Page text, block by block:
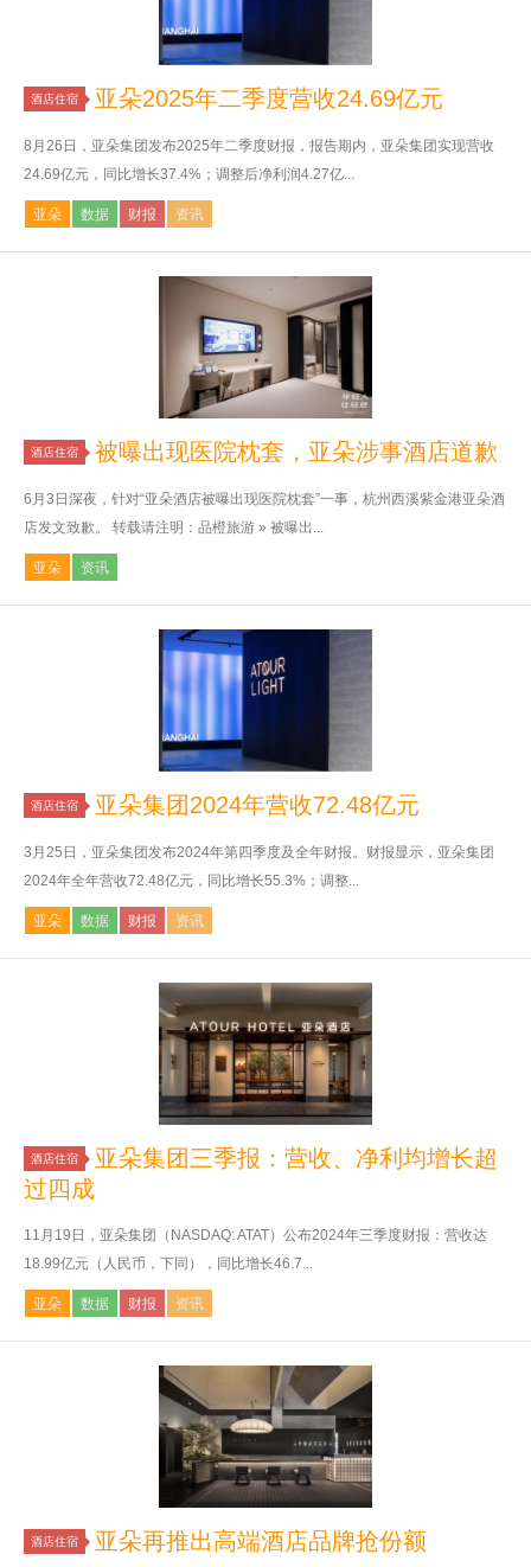
酒店住宿 亚朵2025年二季度营收24.69亿元
8月26日，亚朵集团发布2025年二季度财报，报告期内，亚朵集团实现营收
24.69亿元，同比增长37.4%；调整后净利润4.27亿...
亚朵 数据 财报 资讯
酒店住宿 被曝出现医院枕套，亚朵涉事酒店道歉
6月3日深夜，针对“亚朵酒店被曝出现医院枕套”一事，杭州西溪紫金港亚朵酒
店发文致歉。 转载请注明：品橙旅游 » 被曝出...
亚朵 资讯
酒店住宿 亚朵集团2024年营收72.48亿元
3月25日，亚朵集团发布2024年第四季度及全年财报。财报显示，亚朵集团
2024年全年营收72.48亿元，同比增长55.3%；调整...
亚朵 数据 财报 资讯
酒店住宿
亚朵集团三季报：营收、净利均增长超
过四成
11月19日，亚朵集团（NASDAQ: ATAT）公布2024年三季度财报：营收达
18.99亿元（人民币，下同），同比增长46.7...
亚朵 数据 财报 资讯
酒店住宿 亚朵再推出高端酒店品牌抢份额